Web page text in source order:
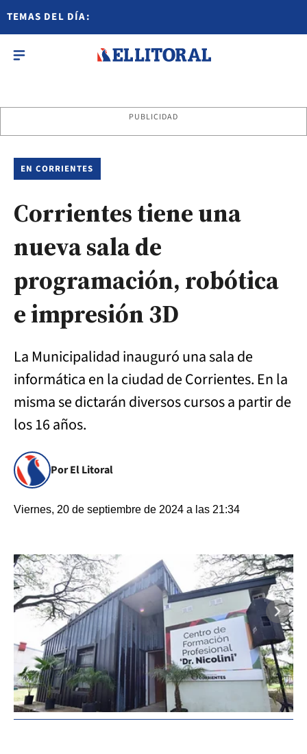
TEMAS DEL DÍA:
PUBLICIDAD
EN CORRIENTES
Corrientes tiene una
nueva sala de
programación, robótica
e impresión 3D
La Municipalidad inauguró una sala de
informática en la ciudad de Corrientes. En la
misma se dictarán diversos cursos a partir de
los 16 años.
Por El Litoral
Viernes, 20 de septiembre de 2024 a las 21:34